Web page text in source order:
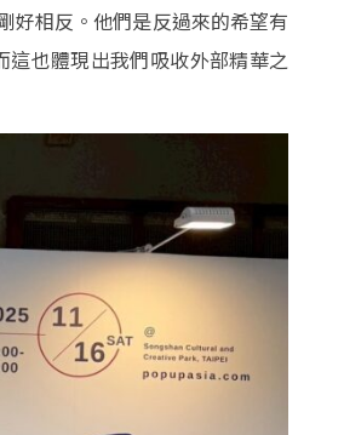
好相反。他們是反過來的希望有
也體現出我們吸收外部精華之